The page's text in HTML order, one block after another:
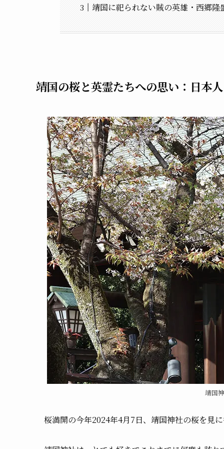
靖国に祀られない賊の英雄・西郷
靖国の桜と英霊たちへの思い：日本
靖国
桜満開の今年2024年4月7日、靖国神社の桜を見